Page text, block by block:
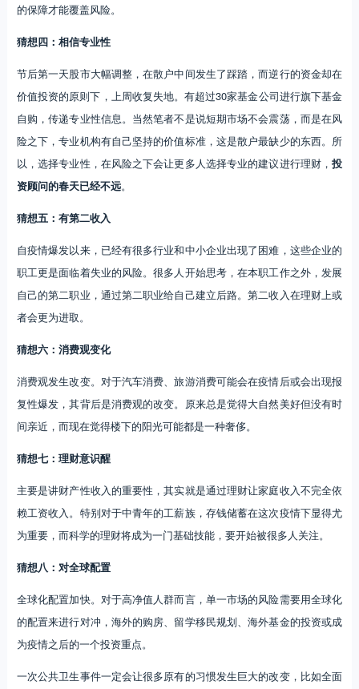
的保障才能覆盖风险。
猜想四：相信专业性
节后第一天股市大幅调整，在散户中间发生了踩踏，而逆行的资金却在
价值投资的原则下，上周收复失地。有超过30家基金公司进行旗下基金
自购，传递专业性信息。当然笔者不是说短期市场不会震荡，而是在风
险之下，专业机构有自己坚持的价值标准，这是散户最缺少的东西。所
以，选择专业性，在风险之下会让更多人选择专业的建议进行理财，投
资顾问的春天已经不远。
猜想五：有第二收入
自疫情爆发以来，已经有很多行业和中小企业出现了困难，这些企业的
职工更是面临着失业的风险。很多人开始思考，在本职工作之外，发展
自己的第二职业，通过第二职业给自己建立后路。第二收入在理财上或
者会更为进取。
猜想六：消费观变化
消费观发生改变。对于汽车消费、旅游消费可能会在疫情后或会出现报
复性爆发，其背后是消费观的改变。原来总是觉得大自然美好但没有时
间亲近，而现在觉得楼下的阳光可能都是一种奢侈。
猜想七：理财意识醒
主要是讲财产性收入的重要性，其实就是通过理财让家庭收入不完全依
赖工资收入。特别对于中青年的工薪族，存钱储蓄在这次疫情下显得尤
为重要，而科学的理财将成为一门基础技能，要开始被很多人关注。
猜想八：对全球配置
全球化配置加快。对于高净值人群而言，单一市场的风险需要用全球化
的配置来进行对冲，海外的购房、留学移民规划、海外基金的投资或成
为疫情之后的一个投资重点。
一次公共卫生事件一定会让很多原有的习惯发生巨大的改变，比如全面